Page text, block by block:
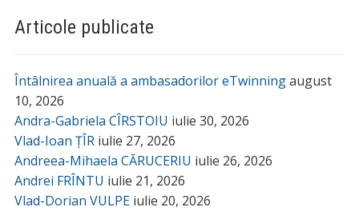
Articole publicate
Întâlnirea anuală a ambasadorilor eTwinningaugust
10, 2026
Andra-Gabriela CÎRSTOIU iulie 30, 2026
Vlad-Ioan ȚÎR iulie 27, 2026
Andreea-Mihaela CĂRUCERIU iulie 26, 2026
Andrei FRÎNTU iulie 21, 2026
Vlad-Dorian VULPE iulie 20, 2026